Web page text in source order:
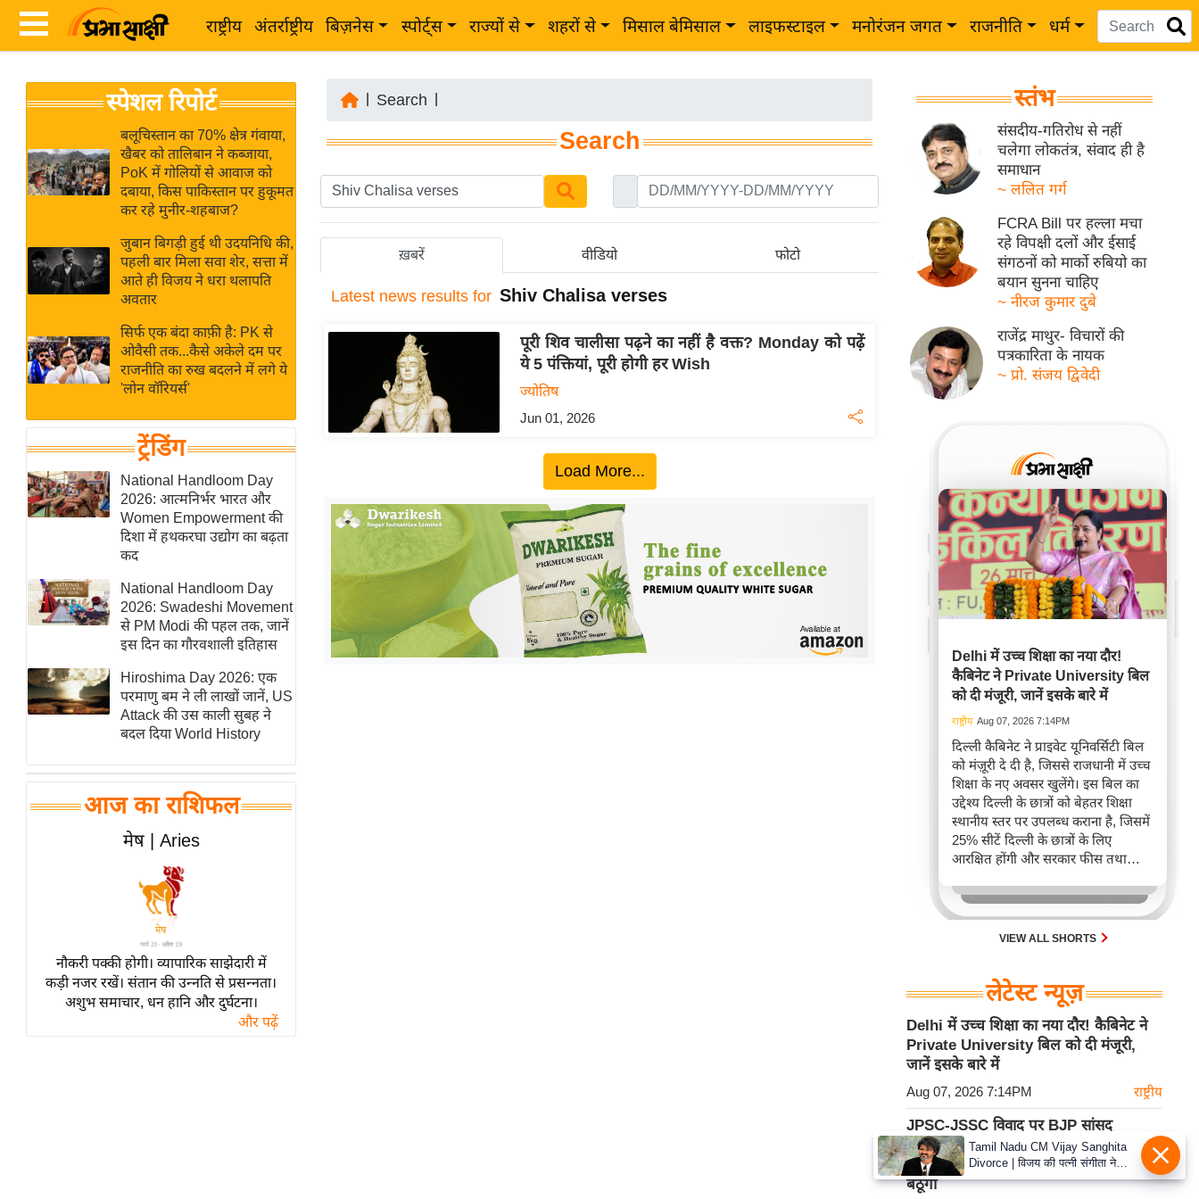
राष्ट्रीय अंतर्राष्ट्रीय बिज़नेस स्पोर्ट्स राज्यों से शहरों से मिसाल बेमिसाल लाइफस्टाइल मनोरंजन जगत राजनीति धर्म
News
Hindi
Hindi
Live
News in
Hindi
News
Hindi
Videos
ब
र
अंतर्राष्ट्रीय
बिज़नेस
उद्योग
विशेषज्ञ
राय
खेल
क्रिकेट
IPL
2026
मिसाल बेमिसाल
शख्सियत
यंग इंडिया
साहित्य जगत
ऑटो वर्ल्ड
न्यूज ब्रीफ
बॉलीवुड
हॉलीवुड
फिल्म समीक्षा
लाइफस्टाइल
टेक्नॉलॉजी
ब्यूटी/फैशन
घरेलू नुस्खे
स्पेशल रिपोर्ट
बलूचिस्तान का 70% क्षेत्र गंवाया,
खैबर को तालिबान ने कब्जाया,
PoK में गोलियों से आवाज को
दबाया, किस पाकिस्तान पर हुकूमत
कर रहे मुनीर-शहबाज?
जुबान बिगड़ी हुई थी उदयनिधि की,
पहली बार मिला सवा शेर, सत्ता में
आते ही विजय ने धरा थलापति
अवतार
सिर्फ एक बंदा काफ़ी है: PK से
ओवैसी तक...कैसे अकेले दम पर
राजनीति का रुख बदलने में लगे ये
'लोन वॉरियर्स'
ट्रेंडिंग
National Handloom Day
2026: आत्मनिर्भर भारत और
Women Empowerment की
दिशा में हथकरघा उद्योग का बढ़ता
कद
National Handloom Day
2026: Swadeshi Movement
से PM Modi की पहल तक, जानें
इस दिन का गौरवशाली इतिहास
Hiroshima Day 2026: एक
परमाणु बम ने ली लाखों जानें, US
Attack की उस काली सुबह ने
बदल दिया World History
आज का राशिफल
मेष | Aries
नौकरी पक्की होगी। व्यापारिक साझेदारी में
कड़ी नजर रखें। संतान की उन्नति से प्रसन्नता।
अशुभ समाचार, धन हानि और दुर्घटना।
और पढ़ें
Search
Search
ख़बरें वीडियो फोटो
Latest news results for Shiv Chalisa verses
पूरी शिव चालीसा पढ़ने का नहीं है वक्त? Monday को पढ़ें
ये 5 पंक्तियां, पूरी होगी हर Wish
ज्योतिष
Jun 01, 2026
Load More...
स्तंभ
संसदीय-गतिरोध से नहीं
चलेगा लोकतंत्र, संवाद ही है
समाधान
~ ललित गर्ग
FCRA Bill पर हल्ला मचा
रहे विपक्षी दलों और ईसाई
संगठनों को मार्को रुबियो का
बयान सुनना चाहिए
~ नीरज कुमार दुबे
राजेंद्र माथुर- विचारों की
पत्रकारिता के नायक
~ प्रो. संजय द्विवेदी
Delhi में उच्च शिक्षा का नया दौर!
कैबिनेट ने Private University बिल
को दी मंजूरी, जानें इसके बारे में
राष्ट्रीय Aug 07, 2026 7:14PM
दिल्ली कैबिनेट ने प्राइवेट यूनिवर्सिटी बिल
को मंज़ूरी दे दी है, जिससे राजधानी में उच्च
शिक्षा के नए अवसर खुलेंगे। इस बिल का
उद्देश्य दिल्ली के छात्रों को बेहतर शिक्षा
स्थानीय स्तर पर उपलब्ध कराना है, जिसमें
25% सीटें दिल्ली के छात्रों के लिए
आरक्षित होंगी और सरकार फीस तथा
कदम एनईपी 2020 के तहत दिल्ली में
शिक्षा के विस्तार का मार्ग प्रशस्त करेगा।
VIEW ALL SHORTS
लेटेस्ट न्यूज़
Delhi में उच्च शिक्षा का नया दौर! कैबिनेट ने
Private University बिल को दी मंजूरी,
जानें इसके बारे में
Aug 07, 2026 7:14PM राष्ट्रीय
JPSC-JSSC विवाद पर BJP सांसद
Nishikant Dubey का अल्टीमेटम: युवाओं
को न्याय नहीं मिला तो मैं भूख हड़ताल पर
बैठूंगा
Tamil Nadu CM Vijay Sanghita
Divorce | विजय की पत्नी संगीता ने
वापस ली तलाक की अर्जी, कोर्ट ने मामले